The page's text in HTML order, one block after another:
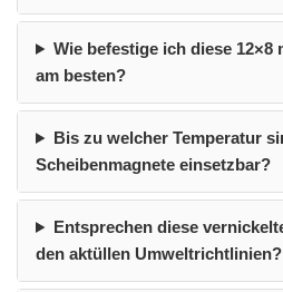
Wie befestige ich diese 12×8
am besten?
Bis zu welcher Temperatur
Scheibenmagnete einsetzbar?
Entsprechen diese
den aktüllen Umweltrichtlinien?